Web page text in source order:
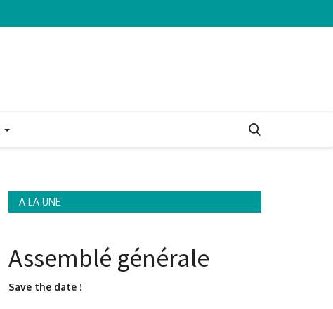
A LA UNE
Assemblé générale
Save the date !